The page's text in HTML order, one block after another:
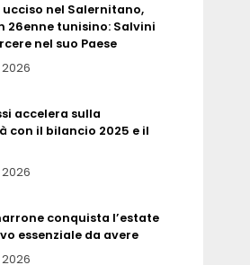
nel Salernitano,
26enne tunisino: Salvini
nel suo Paese
accelera sulla
con il bilancio 2025 e il
conquista l’estate
essenziale da avere